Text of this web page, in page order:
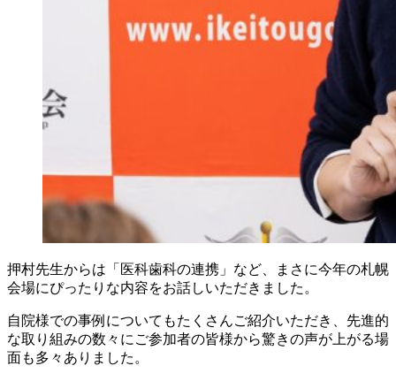
押村先生からは「医科歯科の連携」など、まさに今年の札幌
会場にぴったりな内容をお話しいただきました。
自院様での事例についてもたくさんご紹介いただき、先進的
な取り組みの数々にご参加者の皆様から驚きの声が上がる場
面も多々ありました。